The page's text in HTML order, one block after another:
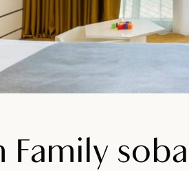
Family soba